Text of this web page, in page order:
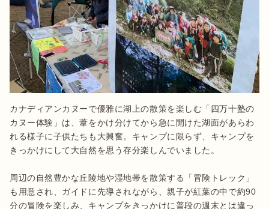
カナディアンカヌーで優雅に湖上の散策を楽しむ「四万十塾の
カヌー体験」は、葦をかけ分けてから急に開けた湖面があらわ
れる様子に子供たちも大興奮。キャンプに限らず、キャンプを
きっかけにして大自然を思う存分楽しんでいました。
周辺の自然豊かな丘陵地や湿地帯を散策する「冒険トレック」
も用意され、ガイドに先導されながら、親子が紅葉の中で約90
分の冒険を楽しみ、キャンプをきっかけに普段の週末とは違っ